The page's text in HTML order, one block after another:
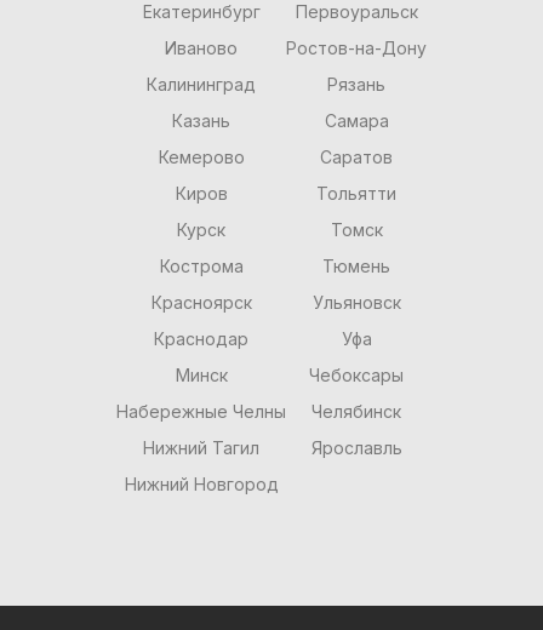
Екатеринбург
Иваново
Калининград
Казань
Кемерово
Киров
Курск
Кострома
Красноярск
Краснодар
Минск
Набережные Челны
Нижний Тагил
Нижний Новгород
Первоуральск
Ростов-на-Дону
Рязань
Самара
Саратов
Тольятти
Томск
Тюмень
Ульяновск
Уфа
Чебоксары
Челябинск
Ярославль